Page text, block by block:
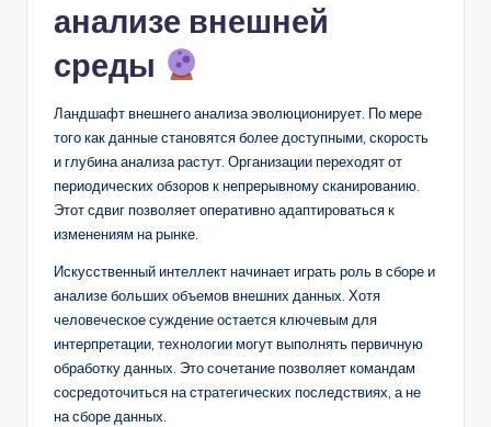
анализе внешней
среды
Ландшафт внешнего анализа эволюционирует. По мере
того как данные становятся более доступными, скорость
и глубина анализа растут. Организации переходят от
периодических обзоров к непрерывному сканированию.
Этот сдвиг позволяет оперативно адаптироваться к
изменениям на рынке.
Искусственный интеллект начинает играть роль в сборе и
анализе больших объемов внешних данных. Хотя
человеческое суждение остается ключевым для
интерпретации, технологии могут выполнять первичную
обработку данных. Это сочетание позволяет командам
сосредоточиться на стратегических последствиях, а не
на сборе данных.